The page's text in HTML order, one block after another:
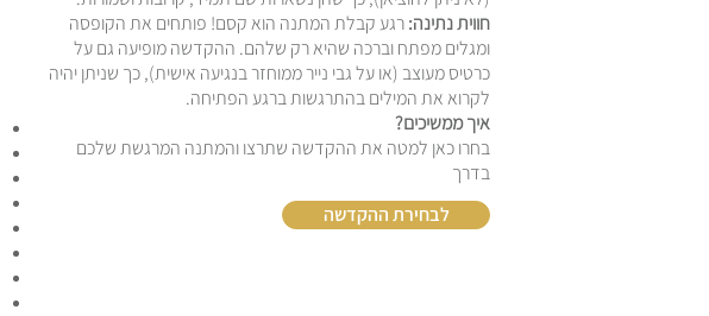
חווית נתינה:רגע קבלת המתנה הוא קסם! פותחים את הקופסה
ומגלים מפתח וברכה שהיא רק שלהם. ההקדשה מופיעה גם על
כרטיס מעוצב (או על גבי נייר ממוחזר בנגיעה אישית), כך שניתן יהיה
לקרוא את המילים בהתרגשות ברגע הפתיחה.
איך ממשיכים?
בחרו כאן למטה את ההקדשה שתרצו והמתנה המרגשת שלכם
בדרך
לבחירת ההקדשה